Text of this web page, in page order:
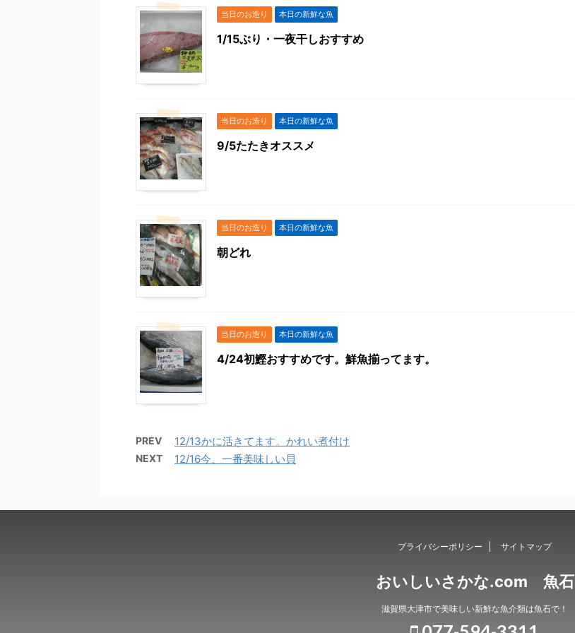
当日のお造り 本日の新鮮な魚
1/15ぶり・一夜干しおすすめ
当日のお造り 本日の新鮮な魚
9/5たたきオススメ
当日のお造り 本日の新鮮な魚
朝どれ
当日のお造り 本日の新鮮な魚
4/24初鰹おすすめです。鮮魚揃ってます。
PREV 12/13かに活きてます。かれい煮付け
NEXT 12/16今、一番美味しい貝
プライバシーポリシー サイトマップ
おいしいさかな.com 魚石
滋賀県大津市で美味しい新鮮な魚介類は魚石で！